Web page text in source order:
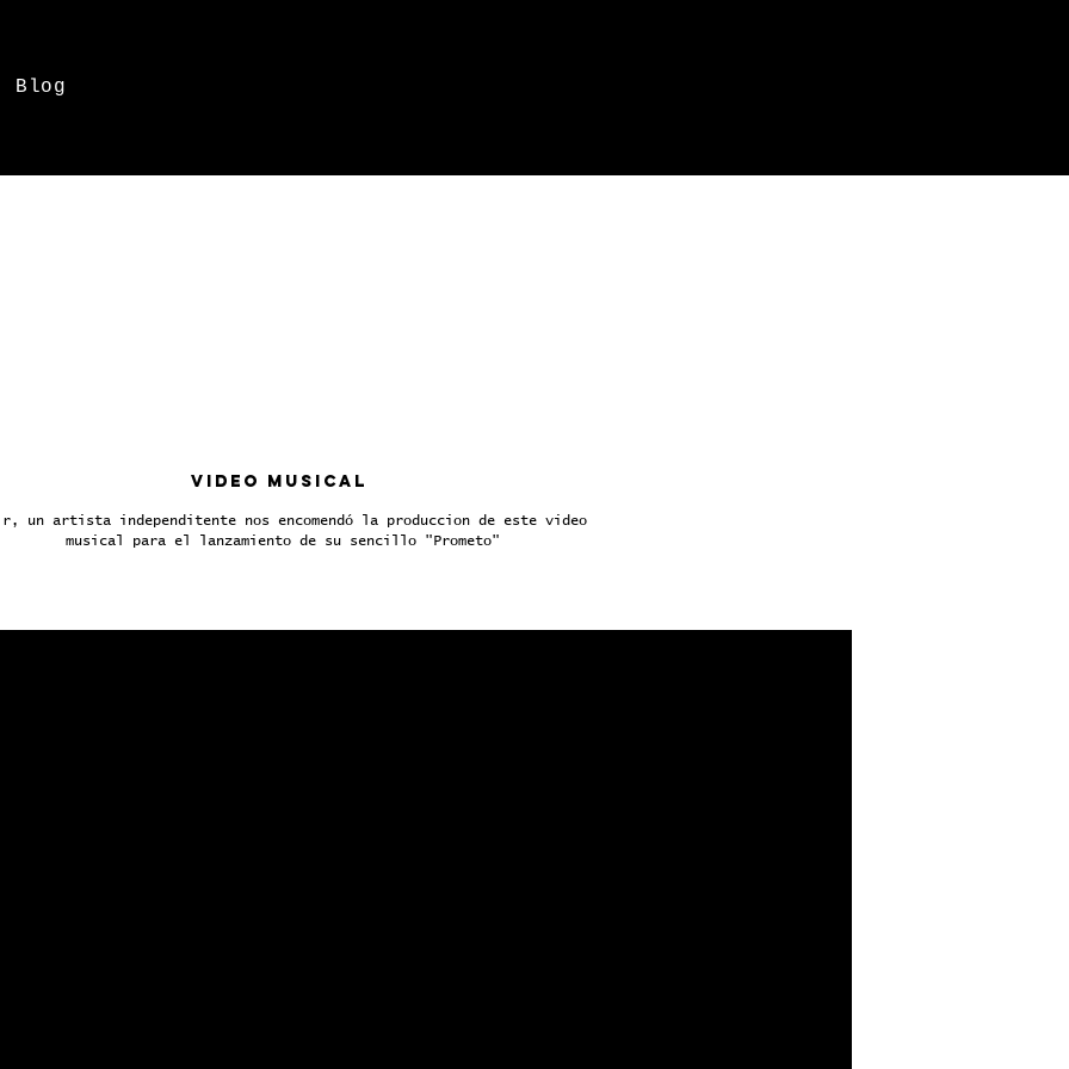
Blog
Video musical
un artista independitente nos encomendó la produccion de este video
musical para el lanzamiento de su sencillo "Prometo"